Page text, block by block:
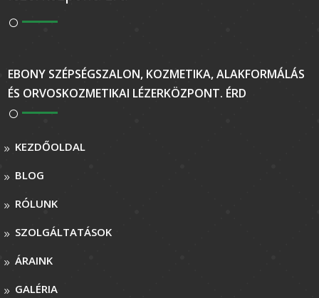
EBONY SZÉPSÉGSZALON, KOZMETIKA, ALAKFORMÁLÁS
ÉS ORVOSKOZMETIKAI LÉZERKÖZPONT. ÉRD
KEZDŐOLDAL
BLOG
RÓLUNK
SZOLGÁLTATÁSOK
ÁRAINK
GALÉRIA